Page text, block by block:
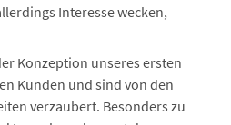
Interesse wecken,
Konzeption unseres ersten
Kunden und sind von den
verzaubert. Besonders zu